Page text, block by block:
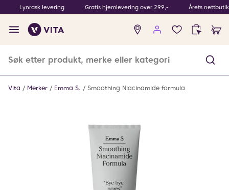
Lynrask levering Gratis hjemlevering over 299,- Årets
Ingen
produkter
Vita Merker Emma S. Smoothing Niacinamide formula